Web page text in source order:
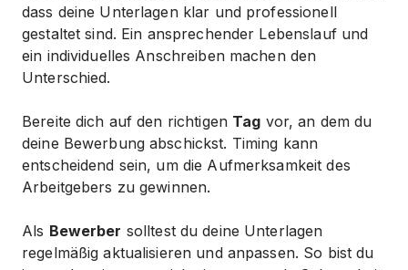
dass deine Unterlagen klar und professionell
gestaltet sind. Ein ansprechender Lebenslauf und
ein individuelles Anschreiben machen den
Unterschied.
Bereite dich auf den richtigen Tag vor, an dem du
deine Bewerbung abschickst. Timing kann
entscheidend sein, um die Aufmerksamkeit des
Arbeitgebers zu gewinnen.
Als Bewerber solltest du deine Unterlagen
regelmäßig aktualisieren und anpassen. So bist du